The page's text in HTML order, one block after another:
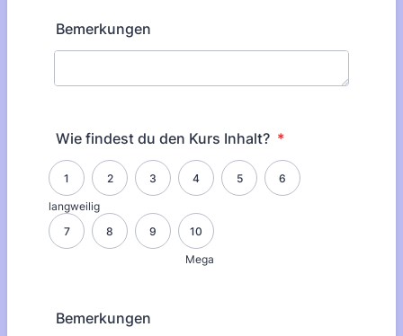
Bemerkungen
Wie findest du den Kurs Inhalt? *
langweilig
1 2 3 4 5 6
7 8 9
Mega
10
1 is langweilig, 10 is Mega
Bemerkungen